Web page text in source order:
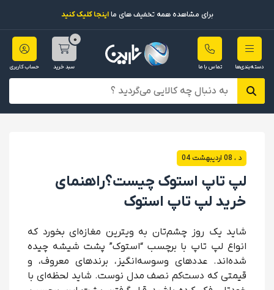
برای مشاهده همه تخفیف های مااینجا کلیک کنید
دسته‌بندی‌ها تماس با ما
0
سبد خرید حساب کاربری
د ، 08 ارديبهشت 04
لپ تاپ استوک چیست؟راهنمای
خرید لپ تاپ استوک
شاید یک روز چشم‌تان به ویترین مغازه‌ای بخورد که
انواع لپ تاپ با برچسب “استوک” پشت شیشه چیده
شده‌اند. عددهای وسوسه‌انگیز، برندهای معروف، و
قیمتی که دست‌کم نصف مدل نوست. شاید لحظه‌ای با